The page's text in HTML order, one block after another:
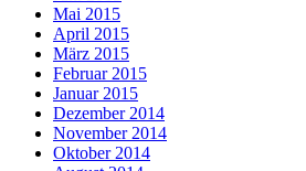
Mai 2015
April 2015
März 2015
Februar 2015
Januar 2015
Dezember 2014
November 2014
Oktober 2014